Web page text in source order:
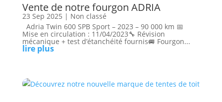
Vente de notre fourgon ADRIA
23 Sep 2025 | Non classé
Adria Twin 600 SPB Sport – 2023 – 90 000 km 📅
Mise en circulation : 11/04/2023🔧 Révision
mécanique + test d’étanchéité fournis🚐 Fourgon...
lire plus